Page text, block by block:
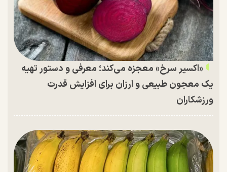
«اکسیر سرخ» معجزه می‌کند؛ معرفی و دستور تهیه
یک معجون طبیعی و ارزان برای افزایش قدرت
ورزشکاران